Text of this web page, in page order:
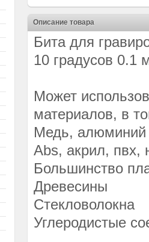
Описание товара
Бита для
10 градусов 0.1
Может
материалов, в
Медь, алюминий
Abs, акрил, пвх,
Большинство
Древесины
Стекловолокна
Углеродистые